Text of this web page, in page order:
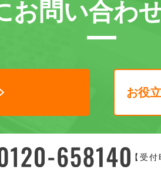
お問い合わ
お役
【受